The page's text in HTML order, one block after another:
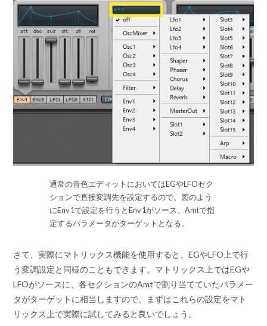
通常の音色エディットにおいてはEGやLFOセク
ションで直接変調先を設定するので、図のよう
にEnv 1で設定を行うとEnv 1がソース、Amtで指
定するパラメータがターゲットとなる。
さて、実際にマトリックス機能を使用すると、EGやLFO上で行
う変調設定と同様のこともできます。マトリックス上ではEGや
LFOがソースに、各セクションのAmtで割り当てていたパラメー
タがターゲットに相当しますので、まずはこれらの設定をマト
リックス上で実際に試してみると良いでしょう。